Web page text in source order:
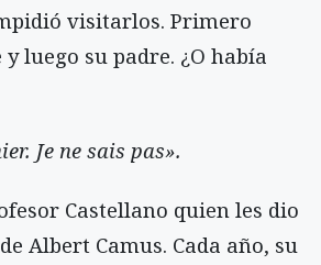
visitarlos. Primero
luego su padre. ¿O había
Je ne sais pas».
Castellano quien les dio
Albert Camus. Cada año, su